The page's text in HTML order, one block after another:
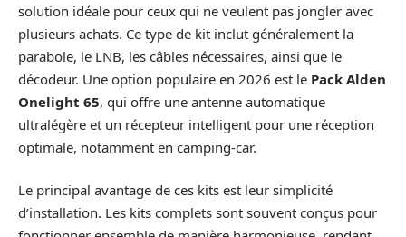
solution idéale pour ceux qui ne veulent pas jongler avec
plusieurs achats. Ce type de kit inclut généralement la
parabole, le LNB, les câbles nécessaires, ainsi que le
décodeur. Une option populaire en 2026 est le Pack Alden
Onelight 65, qui offre une antenne automatique
ultralégère et un récepteur intelligent pour une réception
optimale, notamment en camping-car.
Le principal avantage de ces kits est leur simplicité
d’installation. Les kits complets sont souvent conçus pour